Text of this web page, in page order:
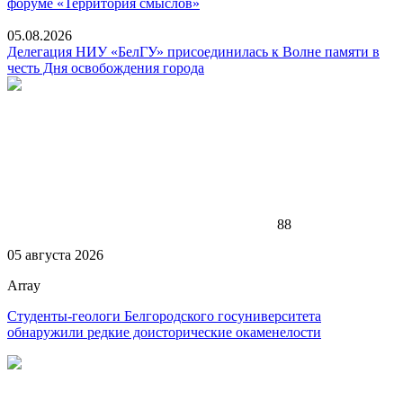
форуме «Территория смыслов»
05.08.2026
Делегация НИУ «БелГУ» присоединилась к Волне памяти в
честь Дня освобождения города
88
05 августа 2026
Array
Студенты-геологи Белгородского госуниверситета
обнаружили редкие доисторические окаменелости